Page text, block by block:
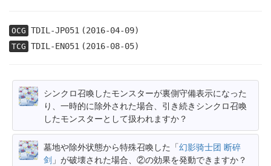
OCG TDIL-JP051(2016-04-09)
TCG TDIL-EN051(2016-08-05)
シンクロ召喚したモンスターが裏側守備表示になった
り、一時的に除外された場合、引き続きシンクロ召喚
したモンスターとして扱われますか？
墓地や除外状態から特殊召喚した「幻影骑士团 断碎
剑 」が破壊された場合、②の効果を発動できますか？